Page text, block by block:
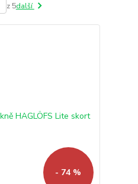
z 5další
- 74 %